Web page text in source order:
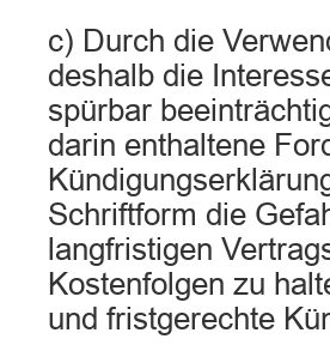
c) Durch die
deshalb die
spürbar
darin enthaltene
Schriftform die
langfristigen
Kostenfolgen zu
und fristgerechte